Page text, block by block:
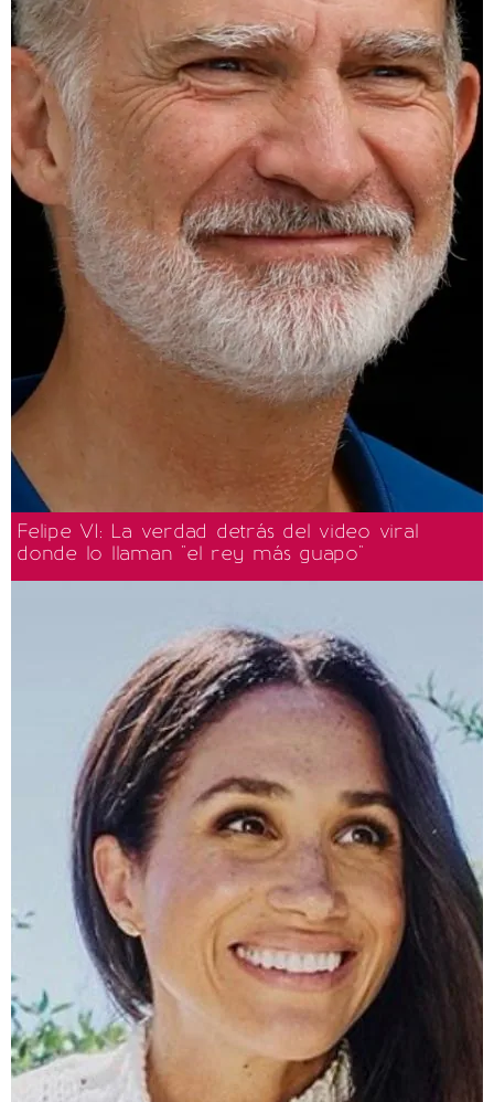
Felipe VI: La verdad detrás del video viral
donde lo llaman "el rey más guapo"